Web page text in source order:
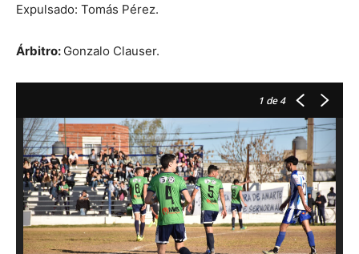
Expulsado: Tomás Pérez.
Árbitro: Gonzalo Clauser.
1 de 4